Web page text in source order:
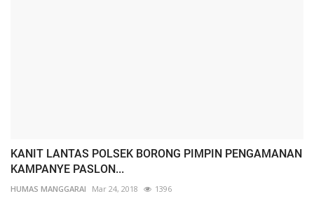
KANIT LANTAS POLSEK BORONG PIMPIN PENGAMANAN
KAMPANYE PASLON...
HUMAS MANGGARAI Mar 24, 2018 1396